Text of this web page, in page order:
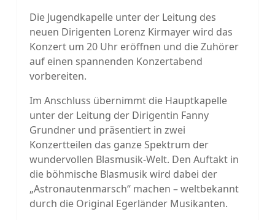
Die Jugendkapelle unter der Leitung des
neuen Dirigenten Lorenz Kirmayer wird das
Konzert um 20 Uhr eröffnen und die Zuhörer
auf einen spannenden Konzertabend
vorbereiten.
Im Anschluss übernimmt die Hauptkapelle
unter der Leitung der Dirigentin Fanny
Grundner und präsentiert in zwei
Konzertteilen das ganze Spektrum der
wundervollen Blasmusik-Welt. Den Auftakt in
die böhmische Blasmusik wird dabei der
„Astronautenmarsch“ machen – weltbekannt
durch die Original Egerländer Musikanten.